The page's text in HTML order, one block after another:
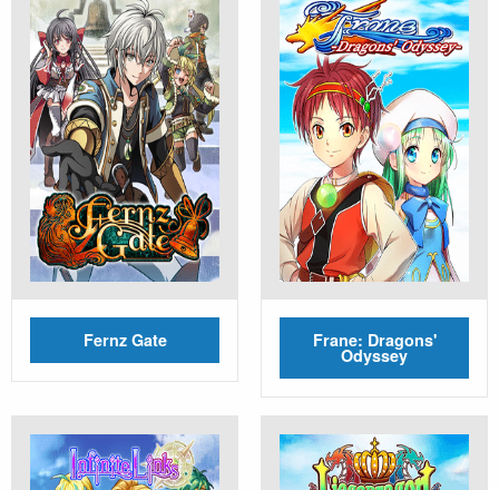
Fernz Gate Frane: Dragons'
Odyssey